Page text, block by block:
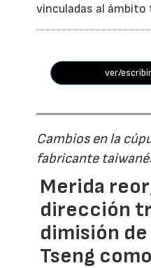
vinculadas al
ver/
Cambios en la
fabricante
Merida
dirección
dimisión de
Tseng